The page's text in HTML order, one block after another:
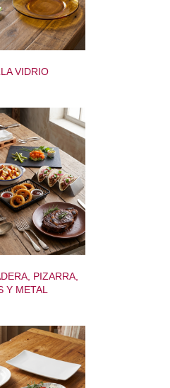
VIDRIO
PIZARRA,
Y METAL